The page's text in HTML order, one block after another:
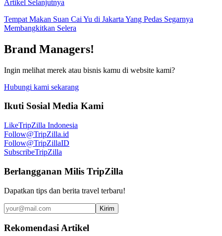
Artikel Selanjutnya
Tempat Makan Suan Cai Yu di Jakarta Yang Pedas Segarnya
Membangkitkan Selera
Brand Managers!
Ingin melihat merek atau bisnis kamu di website kami?
Hubungi kami sekarang
Ikuti Sosial Media Kami
LikeTripZilla Indonesia
Follow@TripZilla.id
Follow@TripZillaID
SubscribeTripZilla
Berlangganan Milis TripZilla
Dapatkan tips dan berita travel terbaru!
Kirim
Rekomendasi Artikel